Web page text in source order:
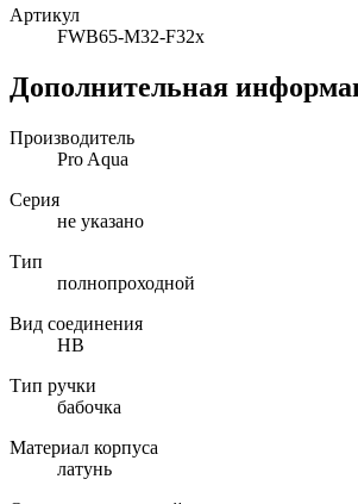
Артикул
FWB65-M32-F32x
Дополнительная
Производитель
Pro Aqua
Серия
не указано
Тип
полнопроходной
Вид соединения
НВ
Тип ручки
бабочка
Материал корпуса
латунь